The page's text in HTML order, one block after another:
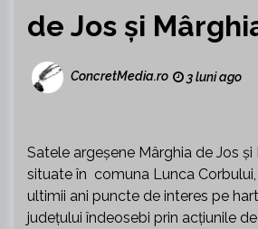
de Jos și
ConcretMedia.ro 3 luni ago
Satele argeșene Mârghia de Jos și
situate în comuna Lunca
ultimii ani puncte de interes pe
județului îndeosebi prin acțiunile